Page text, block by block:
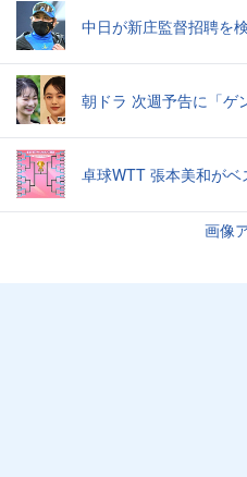
中日が新庄監督招聘を
朝ドラ 次週予告に「ゲ
卓球WTT 張本美和がベ
画像